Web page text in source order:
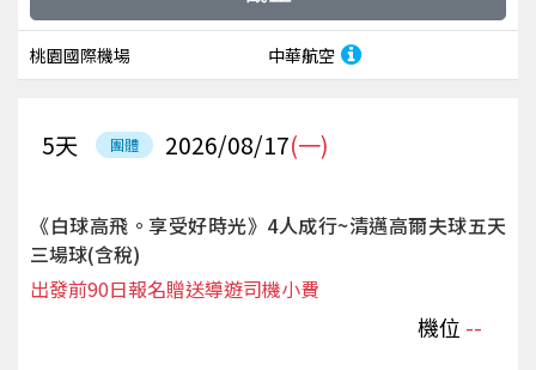
桃園國際機場 中華航空
團體 2026/08/17(一)
5天
《白球高飛。享受好時光》4人成行~清邁高爾夫球五天
三場球(含稅)
機位 --
出發前90日報名贈送導遊司機小費